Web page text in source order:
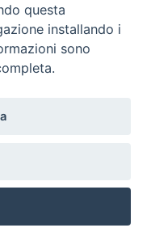
RELIGIOSE DI
questa
installando i
sono